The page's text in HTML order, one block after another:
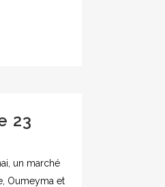
23
un marché
Oumeyma et